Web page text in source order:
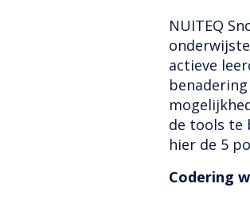
NUITEQ
actieve
de tools te
hier de 5
Codering